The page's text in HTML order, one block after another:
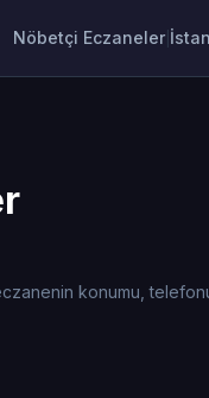
Nöbetçi Eczaneler
konumu,